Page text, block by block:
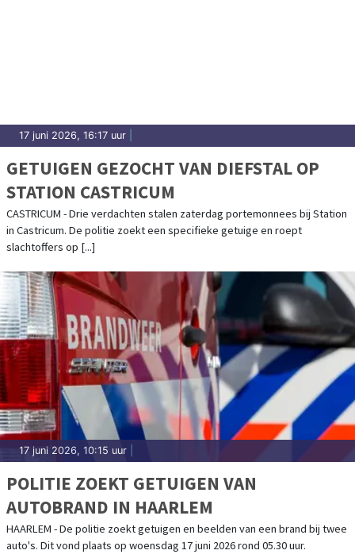
17 juni 2026, 16:17 uur
GETUIGEN GEZOCHT VAN DIEFSTAL OP
STATION CASTRICUM
CASTRICUM - Drie verdachten stalen zaterdag portemonnees bij Station
in Castricum. De politie zoekt een specifieke getuige en roept
slachtoffers op [...]
17 juni 2026, 10:15 uur
POLITIE ZOEKT GETUIGEN VAN
AUTOBRAND IN HAARLEM
HAARLEM - De politie zoekt getuigen en beelden van een brand bij twee
auto's. Dit vond plaats op woensdag 17 juni 2026 rond 05.30 uur.